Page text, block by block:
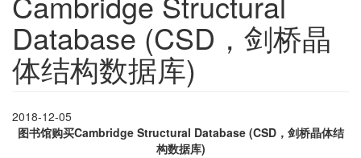
Database (CSD，剑桥晶
体结构数据库)
2018-12-05
图书馆购买Cambridge Structural Database (CSD，剑桥晶体结
构数据库)